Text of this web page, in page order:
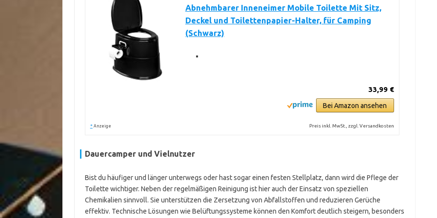
Abnehmbarer Inneneimer Mobile Toilette Mit Sitz,
Deckel und Toilettenpapier-Halter, für Camping
(Schwarz)
33,99 €
Bei Amazon ansehen
* Anzeige Preis inkl. MwSt., zzgl. Versandkosten
Dauercamper und Vielnutzer
Bist du häufiger und länger unterwegs oder hast sogar einen festen Stellplatz, dann wird die Pflege der
Toilette wichtiger. Neben der regelmäßigen Reinigung ist hier auch der Einsatz von speziellen
Chemikalien sinnvoll. Sie unterstützen die Zersetzung von Abfallstoffen und reduzieren Gerüche
effektiv. Technische Lösungen wie Belüftungssysteme können den Komfort deutlich steigern, besonders